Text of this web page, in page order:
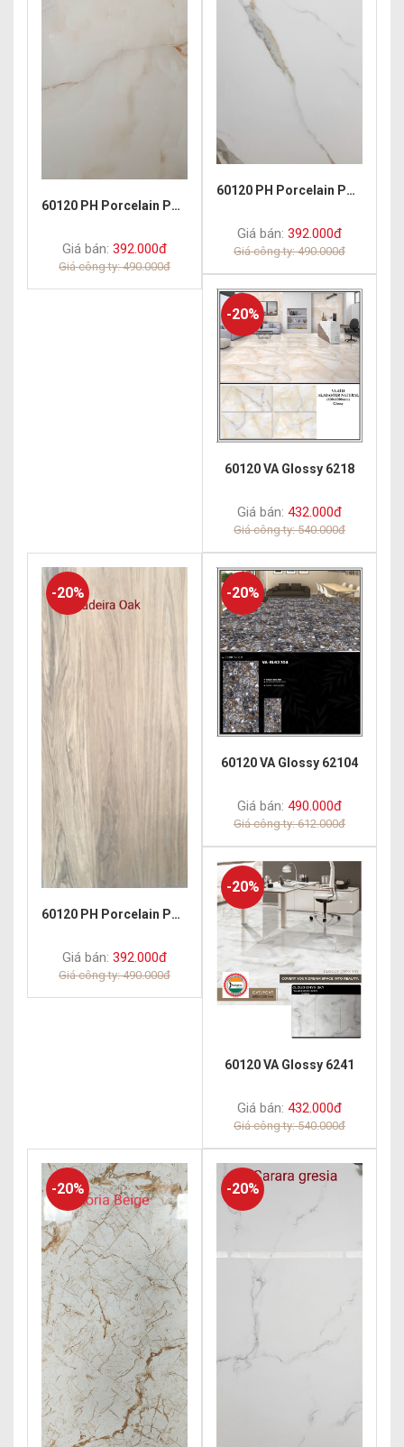
60120 PH Porcelain Polish Anstiky
Giá bán: 392.000đ
Giá công ty: 490.000đ
60120 PH Porcelain Polish Golden
Giá bán: 392.000đ
Giá công ty: 490.000đ
-20%
60120 VA Glossy 6218
Giá bán: 432.000đ
Giá công ty: 540.000đ
-20%
60120 PH Porcelain Polish Madeira
Giá bán: 392.000đ
Giá công ty: 490.000đ
-20%
60120 VA Glossy 62104
Giá bán: 490.000đ
Giá công ty: 612.000đ
-20%
60120 VA Glossy 6241
Giá bán: 432.000đ
Giá công ty: 540.000đ
-20% -20%